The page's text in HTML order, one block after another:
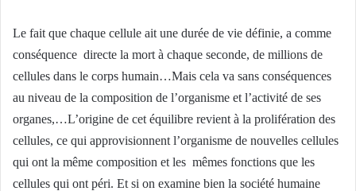
Le fait que chaque cellule ait une durée de vie définie, a comme
conséquence directe la mort à chaque seconde, de millions de
cellules dans le corps humain…Mais cela va sans conséquences
au niveau de la composition de l’organisme et l’activité de ses
organes,…L’origine de cet équilibre revient à la prolifération des
cellules, ce qui approvisionnent l’organisme de nouvelles cellules
qui ont la même composition et les mêmes fonctions que les
cellules qui ont péri. Et si on examine bien la société humaine